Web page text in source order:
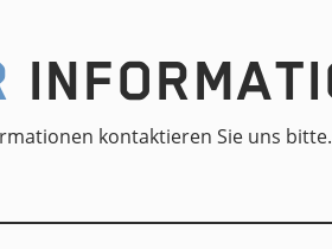
kontaktieren Sie uns bitte.